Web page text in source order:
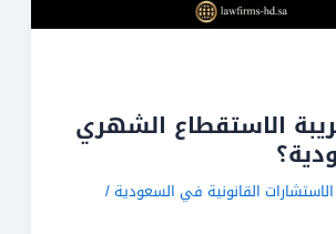
الاستقطاع الشهري
القانونية في السعودية /